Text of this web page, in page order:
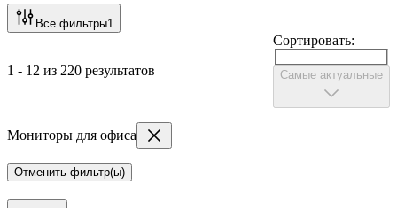
Все фильтры1
1 - 12 из 220 результатов
Сортировать:
Самые актуальные
Мониторы для офиса
Отменить фильтр(ы)